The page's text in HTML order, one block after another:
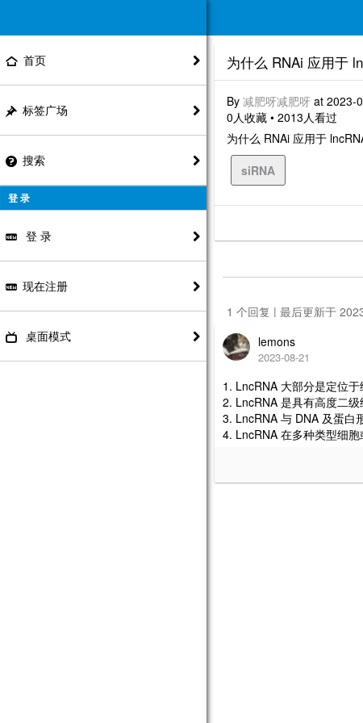
为什么 RNAi 应用于
By 减肥呀减肥呀 at 2023-
0人收藏 • 2013人看过
为什么 RNAi 应用于
siRNA
1 个回复 | 最后更新于
lemons
2023-08-21
1. LncRNA 大部分是定位
2. LncRNA 是具有高度二
3. LncRNA 与 DNA 及蛋白
4. LncRNA 在多种类型细胞
首页
标签广场
搜索
登 录
登 录
现在注册
桌面模式